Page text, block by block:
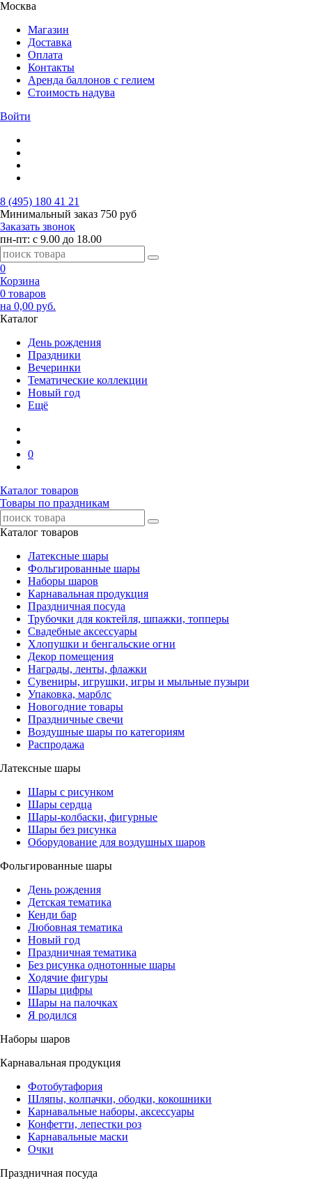
Москва
Магазин
Доставка
Оплата
Контакты
Аренда баллонов с гелием
Стоимость надува
Войти
8 (495) 180 41 21
Минимальный заказ 750 руб
Заказать звонок
пн-пт: с 9.00 до 18.00
0
Корзина
0 товаров
на 0,00 руб.
Каталог
День рождения
Праздники
Вечеринки
Тематические коллекции
Новый год
Ещё
0
Каталог товаров
Товары по праздникам
Каталог товаров
Латексные шары
Фольгированные шары
Наборы шаров
Карнавальная продукция
Праздничная посуда
Трубочки для коктейля, шпажки, топперы
Свадебные аксессуары
Хлопушки и бенгальские огни
Декор помещения
Награды, ленты, флажки
Сувениры, игрушки, игры и мыльные пузыри
Упаковка, марблс
Новогодние товары
Праздничные свечи
Воздушные шары по категориям
Распродажа
Латексные шары
Шары с рисунком
Шары сердца
Шары-колбаски, фигурные
Шары без рисунка
Оборудование для воздушных шаров
Фольгированные шары
День рождения
Детская тематика
Кенди бар
Любовная тематика
Новый год
Праздничная тематика
Без рисунка однотонные шары
Ходячие фигуры
Шары цифры
Шары на палочках
Я родился
Наборы шаров
Карнавальная продукция
Фотобутафория
Шляпы, колпачки, ободки, кокошники
Карнавальные наборы, аксессуары
Конфетти, лепестки роз
Карнавальные маски
Очки
Праздничная посуда